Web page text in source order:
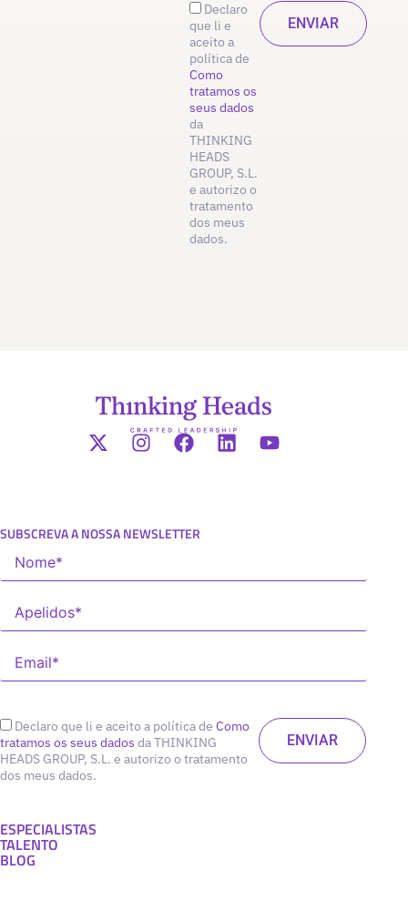
Declaro
que li e
aceito a
política de
Como
tratamos os
seus dados
da
THINKING
HEADS
GROUP, S.L.
e autorizo o
tratamento
dos meus
dados.
SUBSCREVA A NOSSA NEWSLETTER
Declaro que li e aceito a política de Como
tratamos os seus dados da THINKING
HEADS GROUP, S.L. e autorizo o tratamento
dos meus dados.
ESPECIALISTAS
TALENTO
BLOG